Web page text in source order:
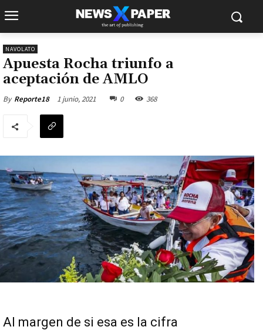
NAVOLATO
Apuesta Rocha triunfo a
aceptación de AMLO
By Reporte18 1 junio, 2021 0 368
Al margen de si esa es la cifra